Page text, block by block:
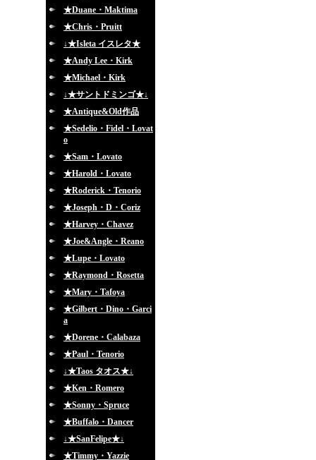
★Duane・Maktima
★Chris・Pruitt
↓★Isleta イスレタ★
★Andy Lee・Kirk
★Michael・Kirk
↓★サントドミンゴ★↓
★Antique&Old作品
★Sedelio・Fidel・Lovat
o
★Sam・Lovato
★Harold・Lovato
★Roderick・Tenorio
★Joseph・D・Coriz
★Harvey・Chavez
★Joe&Angle・Reano
★Lupe・Lovato
★Raymond・Rosetta
★Mary・Tafoya
★Gilbert・Dino・Garci
a
★Dorene・Calabaza
★Paul・Tenorio
↓★Taos タオス★↓
★Ken・Romero
★Sonny・Spruce
★Buffalo・Dancer
↓★SanFelipe★↓
★Timmy・Yazzie